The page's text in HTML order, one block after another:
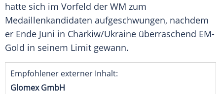
hatte sich im Vorfeld der WM zum
Medaillenkandidaten aufgeschwungen, nachdem
er Ende Juni in Charkiw/Ukraine überraschend EM-
Gold in seinem Limit gewann.
Empfohlener externer Inhalt:
Glomex GmbH